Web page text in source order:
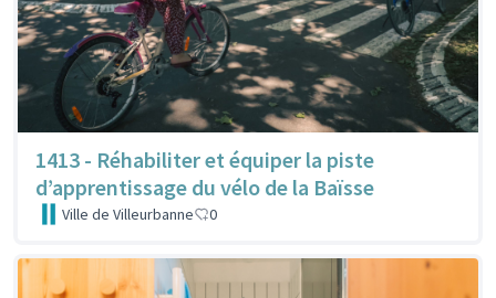
1413 - Réhabiliter et équiper la piste
d’apprentissage du vélo de la Baïsse
Ville de Villeurbanne 0